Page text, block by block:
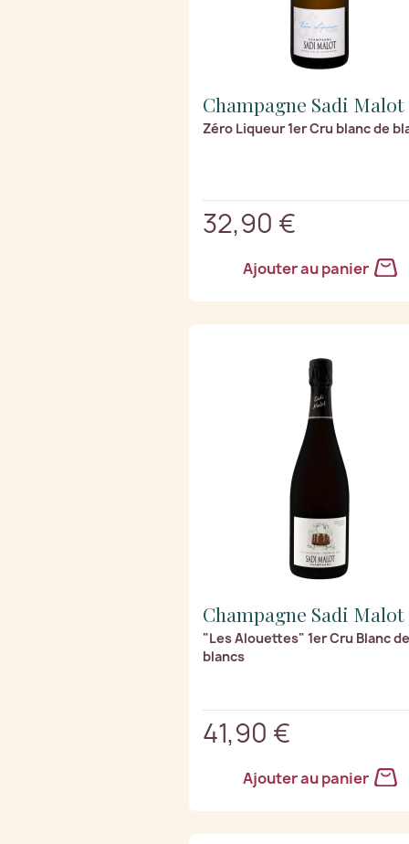
Champagne Sadi Malot
Zéro Liqueur 1er Cru blanc de
32,90 €
Ajouter au panier
Champagne Sadi Malot
"Les Alouettes" 1er Cru Blanc de
blancs
41,90 €
Ajouter au panier